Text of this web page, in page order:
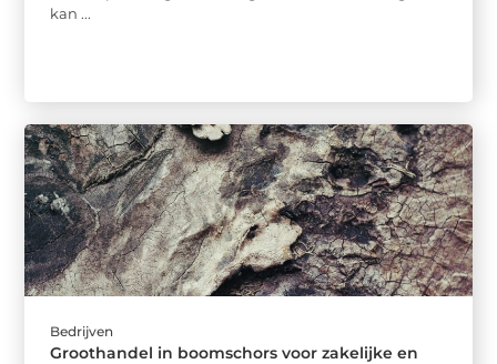
kan ...
Bedrijven
Groothandel in boomschors voor zakelijke en